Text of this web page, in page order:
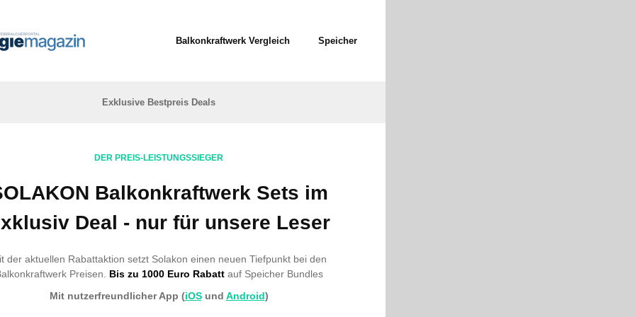
Balkonkraftwerk Vergleich Speicher
Exklusive Bestpreis Deals
DER PREIS-LEISTUNGSSIEGER
Balkonkraftwerk Sets im
Deal - nur für unsere Leser
der aktuellen Rabattaktion setzt Solakon einen neuen Tiefpunkt bei den
Preisen. Bis zu 1000 Euro Rabattauf Speicher Bundles
Mit nutzerfreundlicher App (iOSund Android)